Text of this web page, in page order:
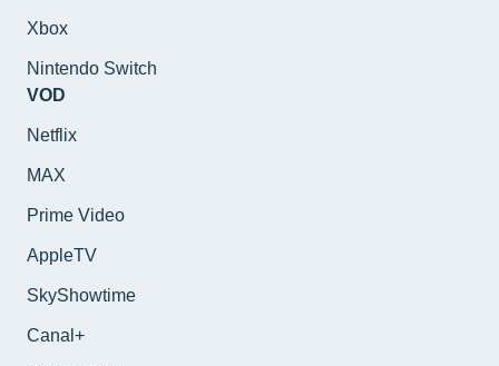
Xbox
Nintendo Switch
VOD
Netflix
MAX
Prime Video
AppleTV
SkyShowtime
Canal+